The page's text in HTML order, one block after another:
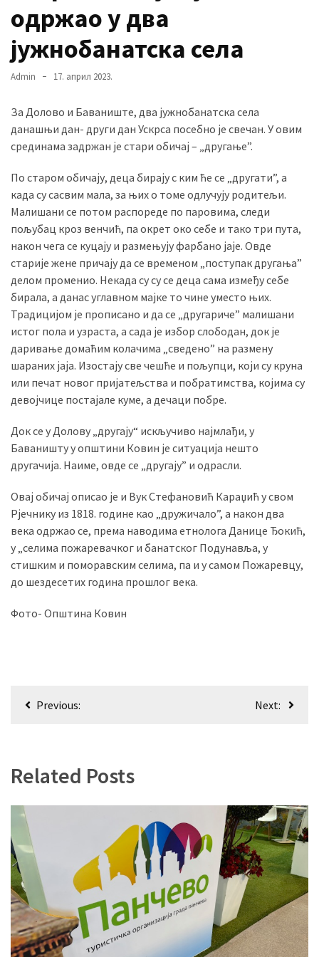
MOST
USED
CATEGORIES
Вести
(901)
(872)
ГРАДОВИ
(810)
Пландиште
(139)
Uncategorized
(493)
Панчево
(479)
(306)
Ковачица
Blogs
(143)
Бела
Црква
одржао у два
јужнобанатска села
Admin 17. април 2023.
За Долово и Баваниште, два јужнобанатска села
данашњи дан- други дан Ускрса посебно је свечан. У овим
срединама задржан је стари обичај – „другање”.
По старом обичају, деца бирају с ким ће се „другати”, а
када су сасвим мала, за њих о томе одлучују родитељи.
Малишани се потом распореде по паровима, следи
пољубац кроз венчић, па окрет око себе и тако три пута,
након чега се куцају и размењују фарбано јаје. Овде
старије жене причају да се временом „поступак другања”
делом променио. Некада су су се деца сама између себе
бирала, а данас углавном мајке то чине уместо њих.
Традицијом је прописано и да се „другариче” малишани
истог пола и узраста, а сада је избор слободан, док је
даривање домаћим колачима „сведено” на размену
шараних јаја. Изостају све чешће и пољупци, који су круна
или печат новог пријатељства и побратимства, којима су
девојчице постајале куме, а дечаци побре.
Док се у Долову „другају“ искључиво најмлађи, у
Баваништу у општини Ковин је ситуација нешто
другачија. Наиме, овде се „другају” и одрасли.
Овај обичај описао је и Вук Стефановић Караџић у свом
Рјечнику из 1818. године као „дружичало”, а након два
века одржао се, према наводима етнолога Данице Ђокић,
у „селима пожаревачког и банатског Подунавља, у
стишким и поморавским селима, па и у самом Пожаревцу,
до шездесетих година прошлог века.
Фото- Општина Ковин
Кретање
Previous: Next:
Related Posts